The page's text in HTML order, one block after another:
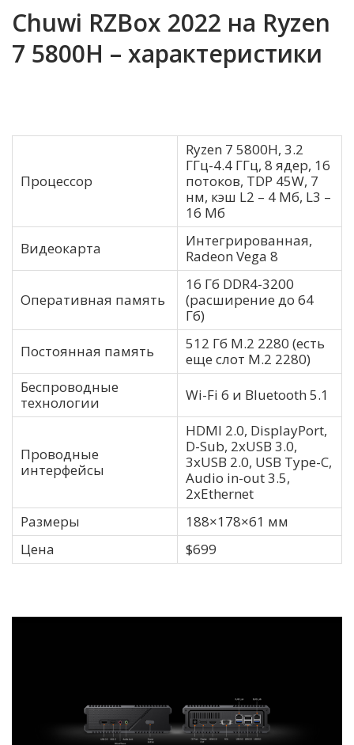
Chuwi RZBox 2022 на Ryzen
7 5800H – характеристики
Процессор
Ryzen 7 5800H, 3.2
ГГц-4.4 ГГц, 8 ядер, 16
потоков, TDP 45W, 7
нм, кэш L2 – 4 Мб, L3 –
16 Мб
Видеокарта
Интегрированная,
Radeon Vega 8
Оперативная память
16 Гб DDR4-3200
(расширение до 64
Гб)
Постоянная память
512 Гб M.2 2280 (есть
еще слот M.2 2280)
Беспроводные
технологии
Wi-Fi 6 и Bluetooth 5.1
Проводные
интерфейсы
HDMI 2.0, DisplayPort,
D-Sub, 2хUSB 3.0,
3хUSB 2.0, USB Type-C,
Audio in-out 3.5,
2хEthernet
Размеры
188×178×61 мм
Цена
$699